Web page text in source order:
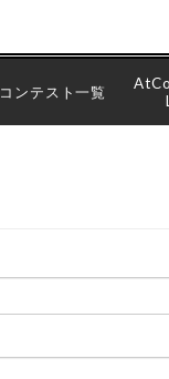
コンテスト一覧